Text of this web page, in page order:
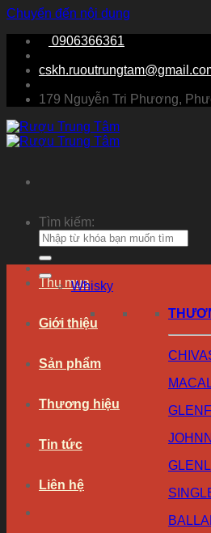
Chuyển đến nội dung
0906366361
179 Nguyễn Tri Phương,
Tìm kiếm:
Thu mua
Giới thiệu
Sản phẩm
Thương hiệu
Tin tức
Liên hệ
Whisky